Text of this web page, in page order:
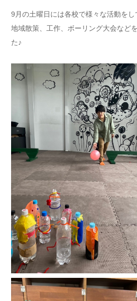
9月の土曜日には各校で様々な活動をし
地域散策、工作、ボーリング大会など
た♪